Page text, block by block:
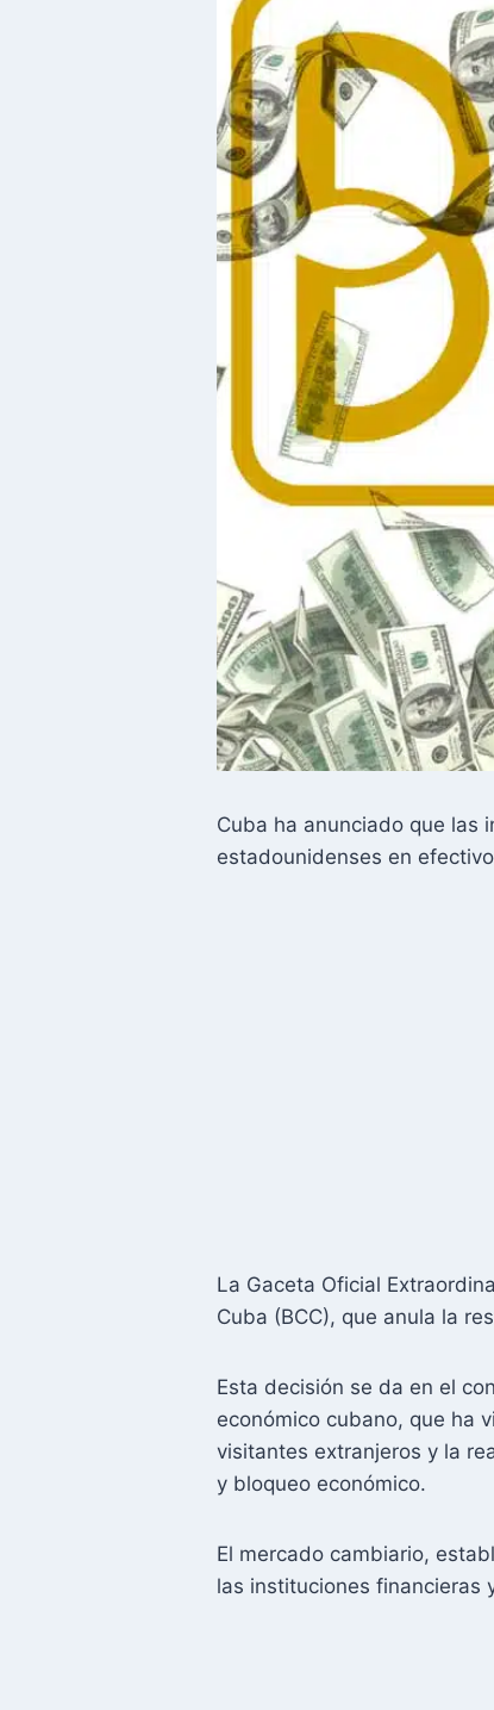
Cuba ha anunciado que las
estadounidenses en
La Gaceta Oficial
Cuba (BCC), que anula la
Esta decisión se da en el
económico cubano, que ha
visitantes extranjeros y la
y bloqueo económico.
El mercado cambiario,
las instituciones financieras